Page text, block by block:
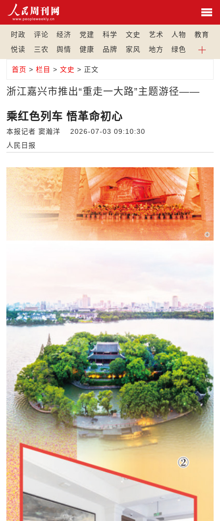
时政 评论 经济 党建 科学 文史 艺术 人物
教育
悦读
三农 舆情 健康 品牌 家风 地方 绿色
首页 >栏目 >文史 > 正文
浙江嘉兴市推出“重走一大路”主题游径——
乘红色列车 悟革命初心
本报记者 窦瀚洋 2026-07-03 09:10:30
人民日报